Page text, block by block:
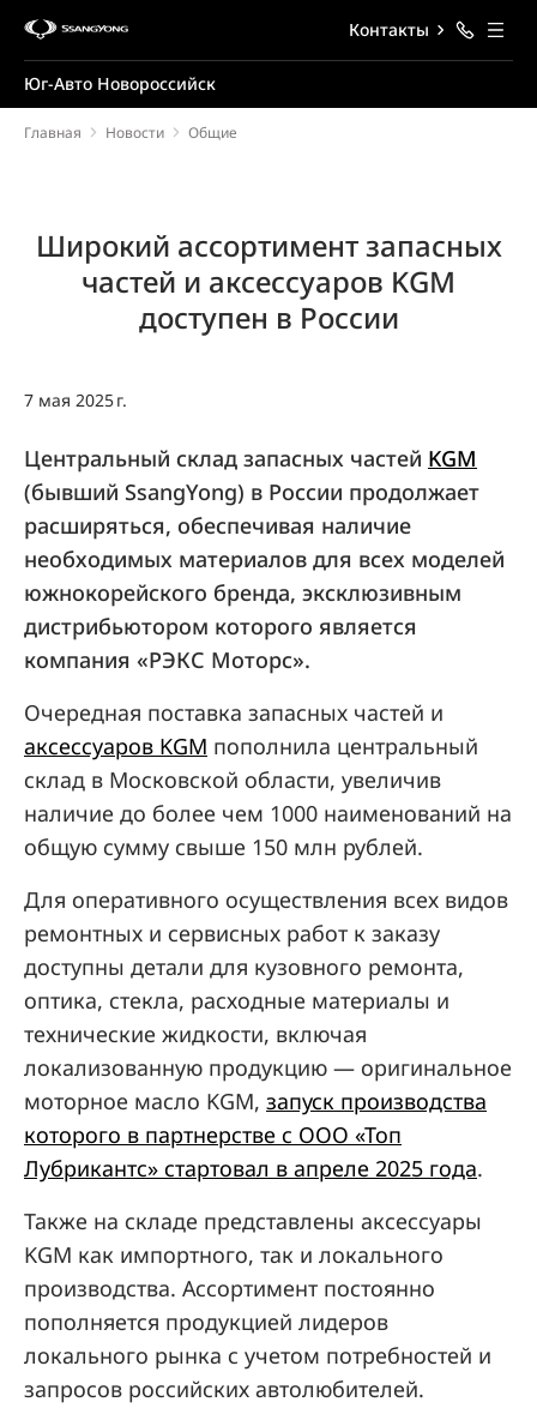
Юг-Авто Новороссийск
Контакты
Главная Новости Общие
Широкий ассортимент запасных
частей и аксессуаров KGM
доступен в России
7 мая 2025 г.
Центральный склад запасных частей KGM
(бывший SsangYong) в России продолжает
расширяться, обеспечивая наличие
необходимых материалов для всех моделей
южнокорейского бренда, эксклюзивным
дистрибьютором которого является
компания «РЭКС Моторс».
Очередная поставка запасных частей и
аксессуаров KGM пополнила центральный
склад в Московской области, увеличив
наличие до более чем 1000 наименований на
общую сумму свыше 150 млн рублей.
Для оперативного осуществления всех видов
ремонтных и сервисных работ к заказу
доступны детали для кузовного ремонта,
оптика, стекла, расходные материалы и
технические жидкости, включая
локализованную продукцию — оригинальное
моторное масло KGM, запуск производства
которого в партнерстве с ООО «Топ
Лубрикантс» стартовал в апреле 2025 года.
Также на складе представлены аксессуары
KGM как импортного, так и локального
производства. Ассортимент постоянно
пополняется продукцией лидеров
локального рынка с учетом потребностей и
запросов российских автолюбителей.